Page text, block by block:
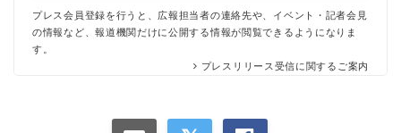
プレス会員登録を行うと、広報担当者の連絡先や、イベント・記者会見
の情報など、報道機関だけに公開する情報が閲覧できるようになりま
す。
プレスリリース受信に関するご案内